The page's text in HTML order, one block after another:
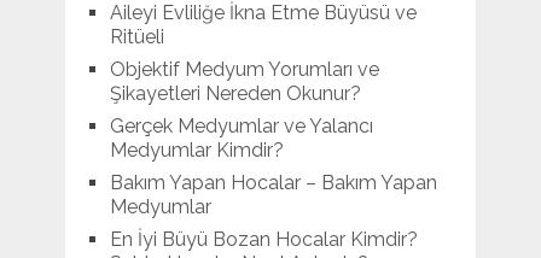
Aileyi Evliliğe İkna Etme Büyüsü ve
Ritüeli
Objektif Medyum Yorumları ve
Şikayetleri Nereden Okunur?
Gerçek Medyumlar ve Yalancı
Medyumlar Kimdir?
Bakım Yapan Hocalar – Bakım Yapan
Medyumlar
En İyi Büyü Bozan Hocalar Kimdir?